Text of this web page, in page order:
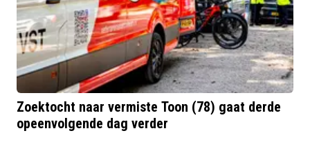
Zoektocht naar vermiste Toon (78) gaat derde
opeenvolgende dag verder